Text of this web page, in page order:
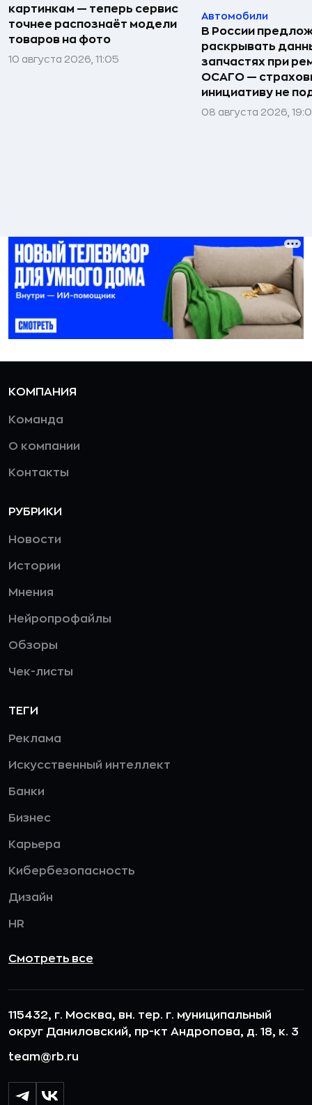
картинкам — теперь сервис
точнее распознаёт модели
товаров на фото
10 августа 2026, 11:05
Автомобили
В России
раскрывать
запчастях при
ОСАГО —
инициативу не
08 августа 2026,
КОМПАНИЯ
Команда
О компании
Контакты
РУБРИКИ
Новости
Истории
Мнения
Нейропрофайлы
Обзоры
Чек-листы
ТЕГИ
Реклама
Искусственный интеллект
Банки
Бизнес
Карьера
Кибербезопасность
Дизайн
HR
Смотреть все
115432, г. Москва, вн. тер. г. муниципальный
округ Даниловский, пр-кт Андропова, д. 18, к. 3
team@rb.ru